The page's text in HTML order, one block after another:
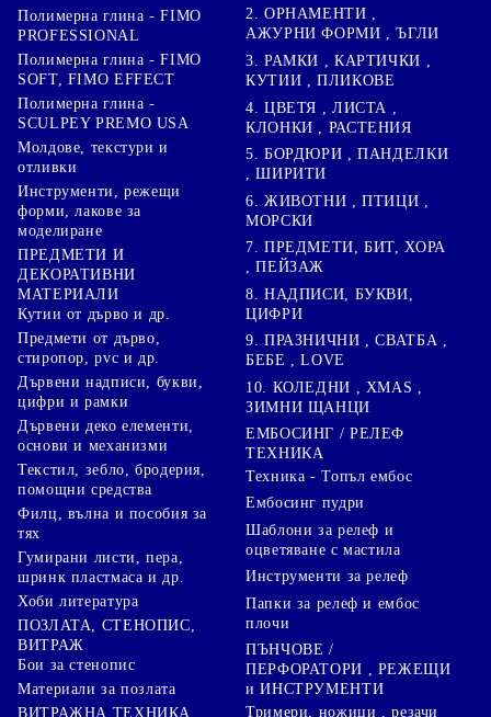
Полимерна глина - FIMO
PROFESSIONAL
Полимерна глина - FIMO
SOFT, FIMO EFFECT
Полимерна глина -
SCULPEY PREMO USA
Молдове, текстури и
отливки
Инструменти, режещи
форми, лакове за
моделиране
ПРЕДМЕТИ И
ДЕКОРАТИВНИ
МАТЕРИАЛИ
Кутии от дърво и др.
Предмети от дърво,
стиропор, pvc и др.
Дървени надписи, букви,
цифри и рамки
Дървени деко елементи,
основи и механизми
Текстил, зебло, бродерия,
помощни средства
Филц, вълна и пособия за
тях
Гумирани листи, пера,
шринк пластмаса и др.
Хоби литература
ПОЗЛАТА, СТЕНОПИС,
ВИТРАЖ
Бои за стенопис
Материали за позлата
ВИТРАЖНА ТЕХНИКА
2. ОРНАМЕНТИ ,
АЖУРНИ ФОРМИ , ЪГЛИ
3. РАМКИ , КАРТИЧКИ ,
КУТИИ , ПЛИКОВЕ
4. ЦВЕТЯ , ЛИСТА ,
КЛОНКИ , РАСТЕНИЯ
5. БОРДЮРИ , ПАНДЕЛКИ
, ШИРИТИ
6. ЖИВОТНИ , ПТИЦИ ,
МОРСКИ
7. ПРЕДМЕТИ, БИТ, ХОРА
, ПЕЙЗАЖ
8. НАДПИСИ, БУКВИ,
ЦИФРИ
9. ПРАЗНИЧНИ , СВАТБА ,
БЕБЕ , LOVE
10. КОЛЕДНИ , XMAS ,
ЗИМНИ ЩАНЦИ
ЕМБОСИНГ / РЕЛЕФ
ТЕХНИКА
Техника - Топъл ембос
Ембосинг пудри
Шаблони за релеф и
оцветяване с мастила
Инструменти за релеф
Папки за релеф и ембос
плочи
ПЪНЧОВЕ /
ПЕРФОРАТОРИ , РЕЖЕЩИ
и ИНСТРУМЕНТИ
Тримери, ножици , резачи